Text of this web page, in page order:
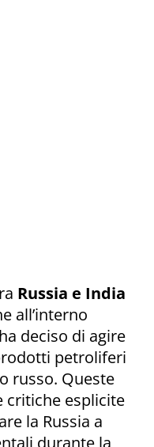
Russia e India
all’interno
deciso di agire
petroliferi
russo. Queste
critiche esplicite
la Russia a
durante la